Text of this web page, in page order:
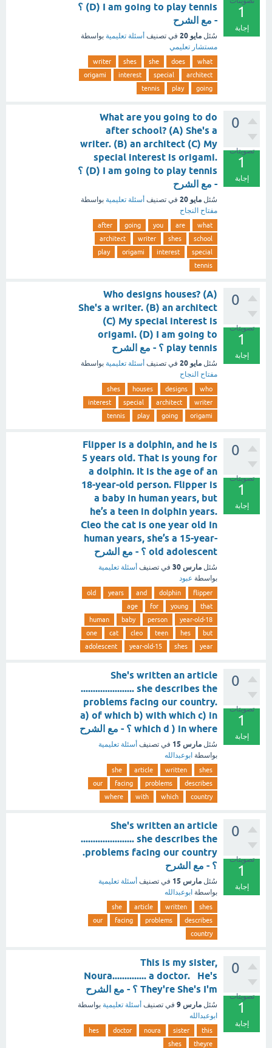
1
إجابة
(D) I am going to play tennis ؟
- مع الشرح
سُئل مايو 20 في تصنيف أسئلة تعليمية بواسطة
مستشار تعليمي
what
does
she
shes
writer
architect
special
interest
origami
going
play
tennis
0
تصويتات
1
إجابة
What are you going to do
after school? (A) She's a
writer. (B) an architect (C) My
special interest is origami.
(D) I am going to play tennis ؟
- مع الشرح
سُئل مايو 20 في تصنيف أسئلة تعليمية بواسطة
مفتاح النجاح
what
are
you
going
after
school
shes
writer
architect
special
interest
origami
play
tennis
0
تصويتات
1
إجابة
Who designs houses? (A)
She's a writer. (B) an architect
(C) My special interest is
origami. (D) I am going to
play tennis ؟ - مع الشرح
سُئل مايو 20 في تصنيف أسئلة تعليمية بواسطة
مفتاح النجاح
who
designs
houses
shes
writer
architect
special
interest
origami
going
play
tennis
0
تصويتات
1
إجابة
Flipper is a dolphin, and he is
5 years old. That is young for
a dolphin. It is the age of an
18-year-old person. Flipper is
a baby in human years, but
he’s a teen in dolphin years.
Cleo the cat is one year old In
human years, she’s a 15-year-
old adolescent ؟ - مع الشرح
سُئل مارس 30 في تصنيف أسئلة تعليمية
بواسطة عبود
flipper
dolphin
and
years
old
that
young
for
age
18-year-old
person
baby
human
but
hes
teen
cleo
cat
one
year
shes
15-year-old
adolescent
0
تصويتات
1
إجابة
She's written an article
...................... she describes the
problems facing our country.
a) of which b) with which c) in
which d ) in where ؟ - مع الشرح
سُئل مارس 15 في تصنيف أسئلة تعليمية
بواسطة ابوعبدالله
shes
written
article
she
describes
problems
facing
our
country
which
with
where
0
تصويتات
1
إجابة
She's written an article
...................... she describes the
problems facing our country.
؟ - مع الشرح
سُئل مارس 15 في تصنيف أسئلة تعليمية
بواسطة ابوعبدالله
shes
written
article
she
describes
problems
facing
our
country
0
تصويتات
1
إجابة
This is my sister,
Noura.............. a doctor. He's
They're She's I'm ؟ - مع الشرح
سُئل مارس 9 في تصنيف أسئلة تعليمية بواسطة
ابوعبدالله
this
sister
noura
doctor
theyre
shes